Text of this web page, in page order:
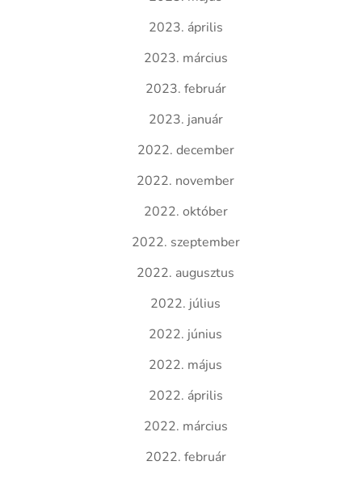
2023. április
2023. március
2023. február
2023. január
2022. december
2022. november
2022. október
2022. szeptember
2022. augusztus
2022. július
2022. június
2022. május
2022. április
2022. március
2022. február